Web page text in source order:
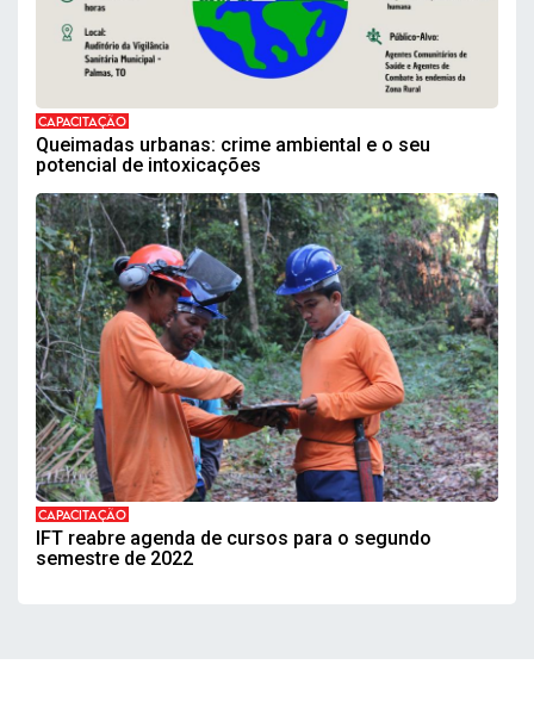
CAPACITAÇÃO
Queimadas urbanas: crime ambiental e o seu
potencial de intoxicações
CAPACITAÇÃO
IFT reabre agenda de cursos para o segundo
semestre de 2022